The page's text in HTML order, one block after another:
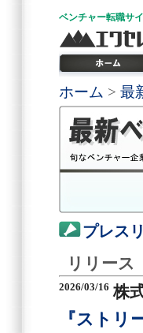
ベンチャー転職サ
ホーム > 最
プレス
リリース
2026/03/16 株
『ストリ